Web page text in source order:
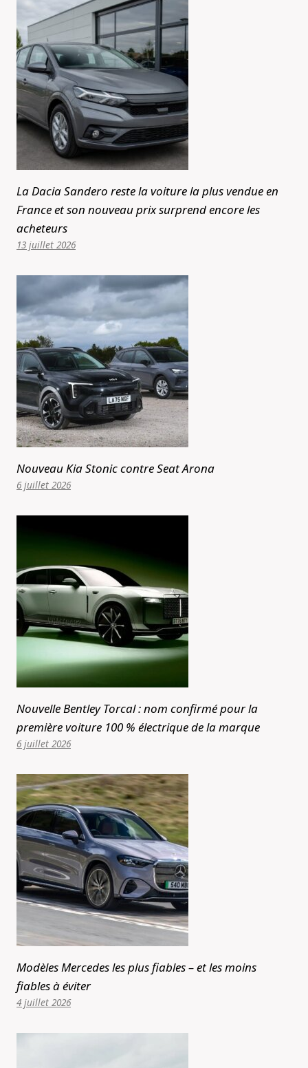
La Dacia Sandero reste la voiture la plus vendue en
France et son nouveau prix surprend encore les
acheteurs
13 juillet 2026
Nouveau Kia Stonic contre Seat Arona
6 juillet 2026
Nouvelle Bentley Torcal : nom confirmé pour la
première voiture 100 % électrique de la marque
6 juillet 2026
Modèles Mercedes les plus fiables – et les moins
fiables à éviter
4 juillet 2026